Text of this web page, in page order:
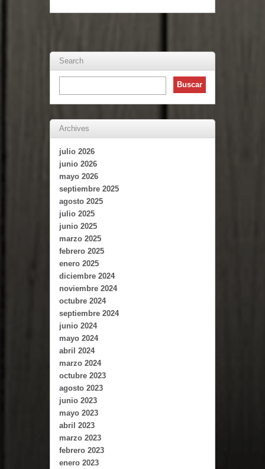
Search
Archives
julio 2026
junio 2026
mayo 2026
septiembre 2025
agosto 2025
julio 2025
junio 2025
marzo 2025
febrero 2025
enero 2025
diciembre 2024
noviembre 2024
octubre 2024
septiembre 2024
junio 2024
mayo 2024
abril 2024
marzo 2024
octubre 2023
agosto 2023
junio 2023
mayo 2023
abril 2023
marzo 2023
febrero 2023
enero 2023